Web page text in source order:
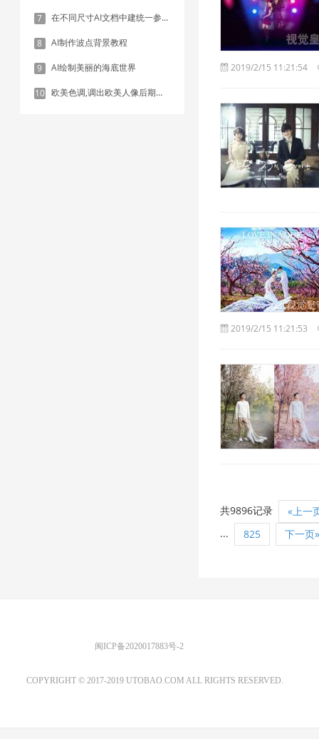
7 在不同尺寸AI文档中建统一参考线 - 方法1：对齐和分布
8 AI制作波点背景教程
9 AI绘制美丽的海底世界
10 欧美色调,调出欧美人像后期色调实例
2019/2/15 11:21:54
2019/2/15 11:21:53
共9896记录
«上一
...
825 下一页»
闽ICP备2020017883号-2
COPYRIGHT © 2017-2019 UTOBAO.COM ALL RIGHTS RESERVED.